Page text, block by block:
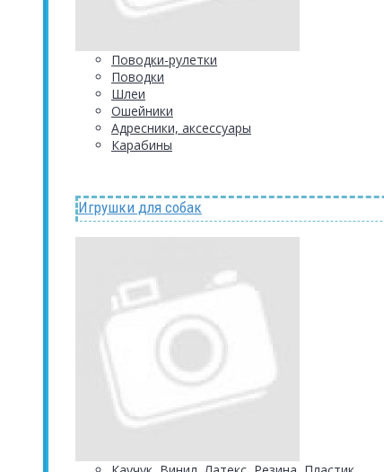
Поводки-рулетки
Поводки
Шлеи
Ошейники
Адресники, аксессуары
Карабины
Игрушки для собак